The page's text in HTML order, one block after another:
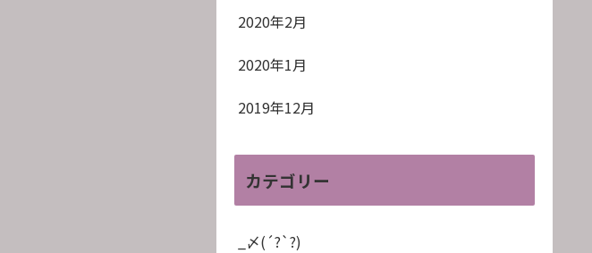
2020年2月
2020年1月
2019年12月
カテゴリー
_〆(´?`?)